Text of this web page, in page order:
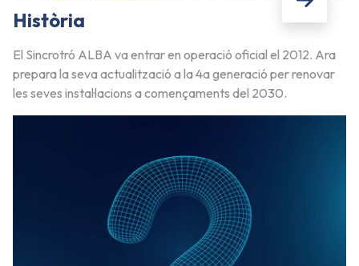
Història
El Sincrotró ALBA va entrar en operació oficial el 2012. Ara
prepara la seva actualització a la 4a generació per renovar
les seves instal·lacions a començaments del 2030.